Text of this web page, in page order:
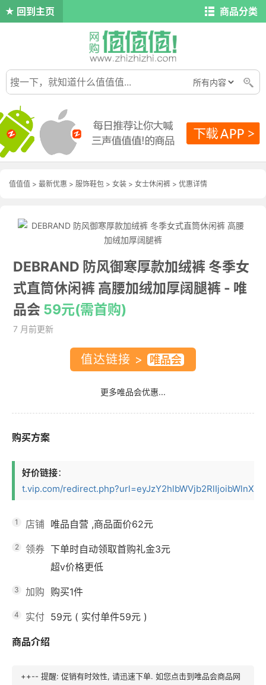
回到主页 商品分类
值值值 > 最新优惠 > 服饰鞋包 > 女装 > 女士休闲裤 > 优惠详情
DEBRAND 防风御寒厚款加绒裤 冬季女
式直筒休闲裤 高腰加绒加厚阔腿裤 - 唯
品会 59元(需首购)
7 月前更新
值达链接 >
更多唯品会优惠...
购买方案
好价链接：
t.vip.com/
1 店铺 唯品自营 ,商品面价62元
2 领券 下单时自动领取首购礼金3元
超v价格更低
3 加购 购买1件
4 实付 59元 ( 实付单件59元 )
商品介绍
++-- 提醒: 促销有时效性, 请迅速下单. 如您点击到唯品会商品网